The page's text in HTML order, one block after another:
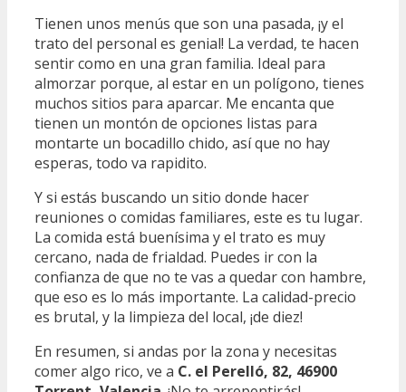
Tienen unos menús que son una pasada, ¡y el
trato del personal es genial! La verdad, te hacen
sentir como en una gran familia. Ideal para
almorzar porque, al estar en un polígono, tienes
muchos sitios para aparcar. Me encanta que
tienen un montón de opciones listas para
montarte un bocadillo chido, así que no hay
esperas, todo va rapidito.
Y si estás buscando un sitio donde hacer
reuniones o comidas familiares, este es tu lugar.
La comida está buenísima y el trato es muy
cercano, nada de frialdad. Puedes ir con la
confianza de que no te vas a quedar con hambre,
que eso es lo más importante. La calidad-precio
es brutal, y la limpieza del local, ¡de diez!
En resumen, si andas por la zona y necesitas
comer algo rico, ve a C. el Perelló, 82, 46900